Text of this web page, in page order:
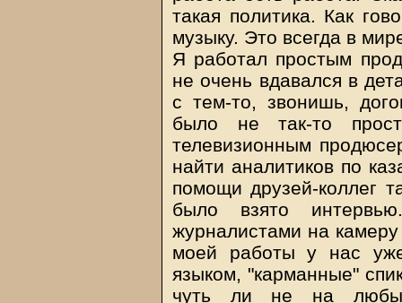
такая политика. Как
музыку. Это всегда в
Я работал простым
не очень вдавался в
с тем-то, звонишь,
было не так-то
телевизионным
найти аналитиков по
помощи друзей-коллег
было взято
журналистами на
моей работы у нас
языком, "карманные"
чуть ли не на